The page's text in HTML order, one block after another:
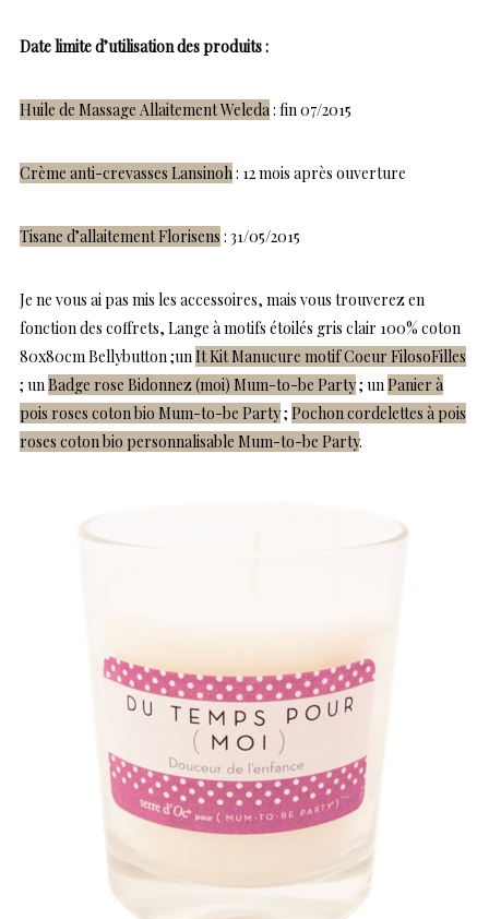
Date limite d’utilisation des produits :
Huile de Massage Allaitement Weleda: fin 07/2015
Crème anti-crevasses Lansinoh: 12 mois après ouverture
Tisane d’allaitement Florisens : 31/05/2015
Je ne vous ai pas mis les accessoires, mais vous trouverez en
fonction des coffrets, Lange à motifs étoilés gris clair 100% coton
80x80cm Bellybutton ;unIt Kit Manucure motif Coeur FilosoFilles
; unBadge rose Bidonnez (moi) Mum-to-be Party; unPanier à
pois roses coton bio Mum-to-be Party; Pochon cordelettes à pois
roses coton bio personnalisable Mum-to-be Party.